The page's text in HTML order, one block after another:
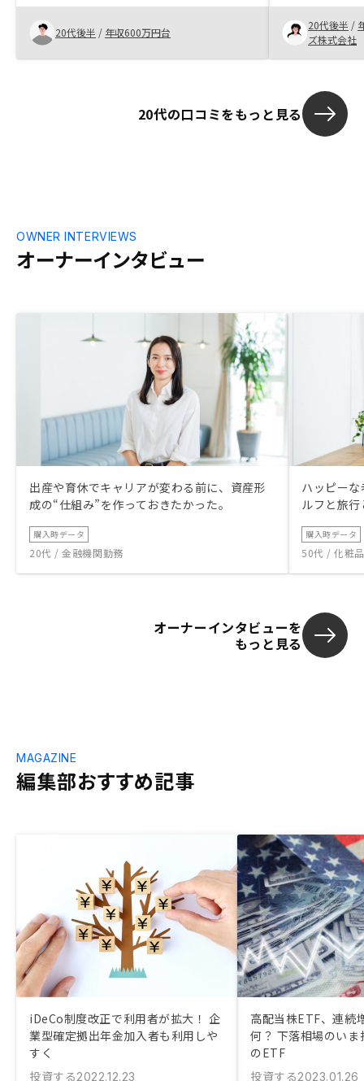
20代後半 / 年収600万円台
程、担当営業
えてくださっ
きました。最
管理が大変そ
心者でも始め
が手厚く、充
す。
20代後半 /
ズ株式会社
20代の口コミをもっと見る
オーナーインタビュー
OWNER INTERVIEWS
出産や育休でキャリアが変わる前に、資産形
成の“仕組み”を作っておきたかった。
購入時データ
20代 / 金融機関勤務
ハッピー
ルフと旅
購入時データ
50代 / 化粧
オーナーインタビューを
もっと見る
編集部おすすめ記事
MAGAZINE
iDeCo制度改正で利用者が拡大！ 企
業型確定拠出年金加入者も利用しや
すく
投資する2022.12.23
高配当株ETF、連続
何？ 下落相場のい
のETF
投資する2023.01.26